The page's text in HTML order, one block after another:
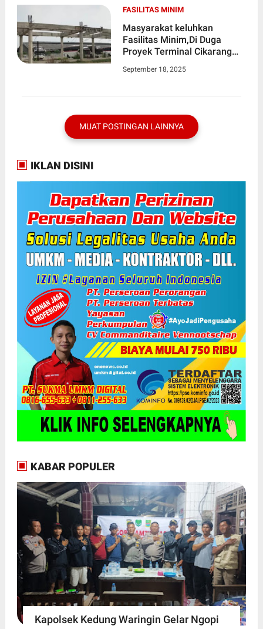
FASILITAS MINIM
Masyarakat keluhkan
Fasilitas Minim,Di Duga
Proyek Terminal Cikarang
Miliyar
September 18, 2025
MUAT POSTINGAN LAINNYA
IKLAN DISINI
KABAR POPULER
Kapolsek Kedung Waringin Gelar Ngopi